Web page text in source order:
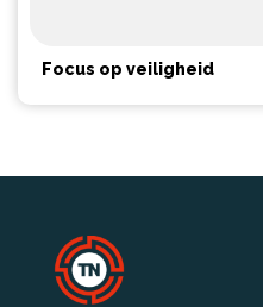
Focus op veiligheid